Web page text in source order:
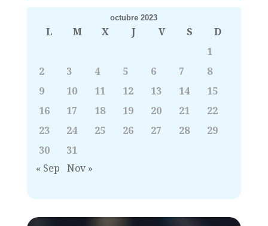
octubre 2023
L M X J V S
D
1
2
3 4 5 6 7
8
9
10 11 12 13 14
15
16
17 18 19 20 21
22
23
24 25 26 27 28
29
30
31
« Sep Nov »